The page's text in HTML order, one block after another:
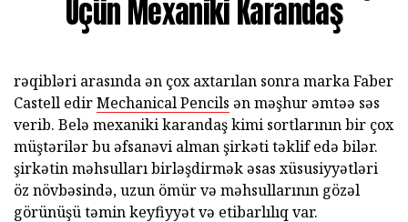
Üçün Mexaniki Karandaş
rəqibləri arasında ən çox axtarılan sonra marka Faber
Castell edirMechanical Pencils ən məşhur əmtəə səs
verib. Belə mexaniki karandaş kimi sortlarının bir çox
müştərilər bu əfsanəvi alman şirkəti təklif edə bilər.
şirkətin məhsulları birləşdirmək əsas xüsusiyyətləri
öz növbəsində, uzun ömür və məhsullarının gözəl
görünüşü təmin keyfiyyət və etibarlılıq var.